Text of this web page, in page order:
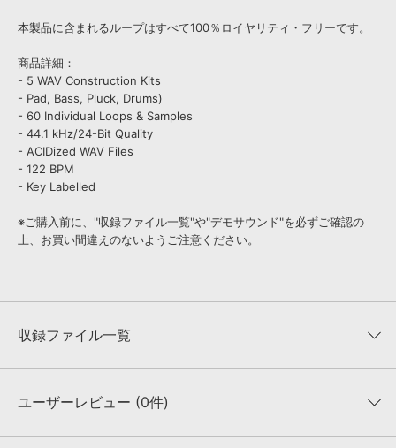
本製品に含まれるループはすべて100％ロイヤリティ・フリーです。
商品詳細：
- 5 WAV Construction Kits
- Pad, Bass, Pluck, Drums)
- 60 Individual Loops & Samples
- 44.1 kHz/24-Bit Quality
- ACIDized WAV Files
- 122 BPM
- Key Labelled
※ご購入前に、"収録ファイル一覧"や"デモサウンド"を必ずご確認の
上、お買い間違えのないようご注意ください。
収録ファイル一覧
収録ファイル一覧
ユーザーレビュー (0件)